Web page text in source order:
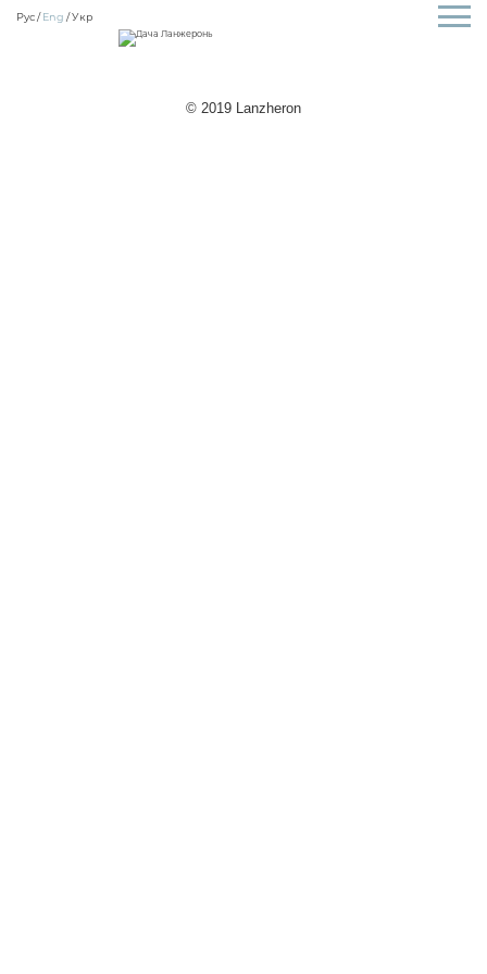
Рус Eng Укр
© 2019 Lanzheron